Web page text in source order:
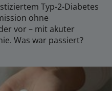
Typ-2-Diabetes
ohne
vor – mit akuter
Was war passiert?